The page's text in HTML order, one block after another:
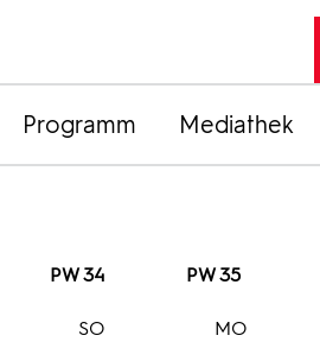
Programm Mediathek
PW 34 PW 35
SO MO